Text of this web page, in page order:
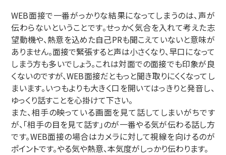
WEB面接で一番がっかりな結果になってしまうのは、声が
伝わらないということです。せっかく気合を入れて考えた志
望動機や、熱意を込めた自己PRも聞こえていないと意味が
ありません。面接で緊張すると声は小さくなり、早口になって
しまう方も多いでしょう。これは対面での面接でも印象が良
くないのですが、WEB面接だともっと聞き取りにくくなってし
まいます。いつもよりも大きく口を開いてはっきりと発音し、
ゆっくり話すことを心掛けて下さい。
また、相手の映っている画面を見て話してしまいがちです
が、「相手の目を見て話す」のが一番やる気が伝わる話し方
です。WEB面接の場合はカメラに対して視線を向けるのが
ポイントです。やる気や熱意、本気度がしっかり伝わります。